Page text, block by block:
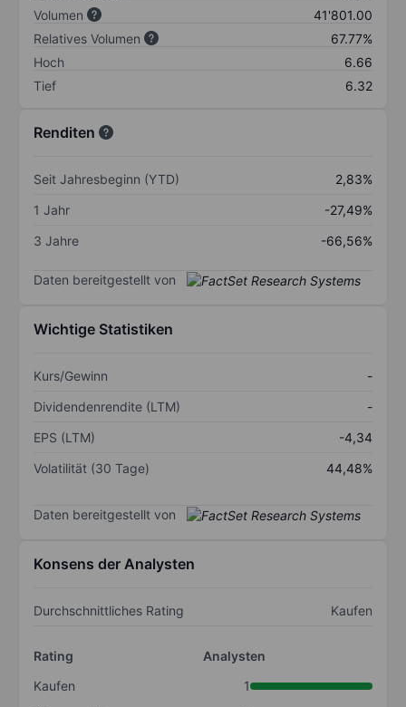
Volumen
41'801.00
Relatives Volumen
67.77%
Hoch
6.66
Tief
6.32
Renditen
Seit Jahresbeginn (YTD)
2,83%
1 Jahr
-27,49%
3 Jahre
-66,56%
Daten bereitgestellt von
Wichtige Statistiken
Kurs/Gewinn
-
Dividendenrendite (LTM)
-
EPS (LTM)
-4,34
Volatilität (30 Tage)
44,48%
Daten bereitgestellt von
Konsens der Analysten
Durchschnittliches Rating Kaufen
Rating
Analysten
Kaufen
1